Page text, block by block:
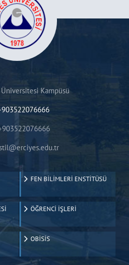
Kampüsü
FEN BİLİMLERİ ENSTİTÜSÜ
ÖĞRENCİ İŞLERİ
OBİSİS